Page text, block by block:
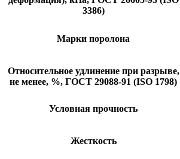
3386)
Марки поролона
Относительное удлинение при разрыве,
не менее, %, ГОСТ 29088-91 (ISO 1798)
Условная прочность
Жесткость